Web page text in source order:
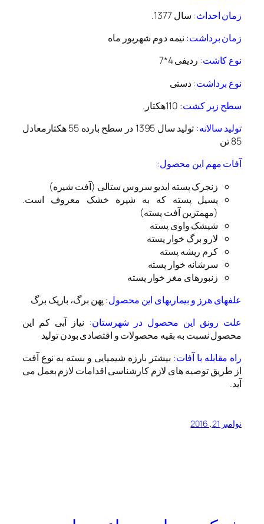
زمان احداث: سال 1377.
زمان برداشت: نیمه دوم شهریور ماه
نوع کاشت: ردیفی 4*7
نوع برداشت:دستی
سطح زیر کشت:
تولید سالانه:
تولید سال 1395 در سطح بارده 55 هکتارمعادل
85 تن
آفات مهم این محصول:
زنجرک پسته ایدیو سروس ستالی (آفت شیره)
پسیل پسته که به شیره خشک معروف است.
(مهمترین آفت پسته)
شپشک واوی پسته
لارو برگ خوار پسته
کرم ریشه پسته
سرشانه خوار پسته
زنبورهای مغز خوار پسته
علفهای هرز و بیماریهای این محصول: پهن برگ، باریک برگ
علت رونق این محصول در شهرستان: نیاز آبی کم این
محصول نسبت به بقیه محصولات و اقتصادی بودن تولید
راه مقابله با آفات: بیشتر بارزه شیمیایی و بسته به نوع آفت
از طریق توصیه های لازم کارشناسی اقدامات لازم بعمل می
آید.
نوامبر 21, 2016